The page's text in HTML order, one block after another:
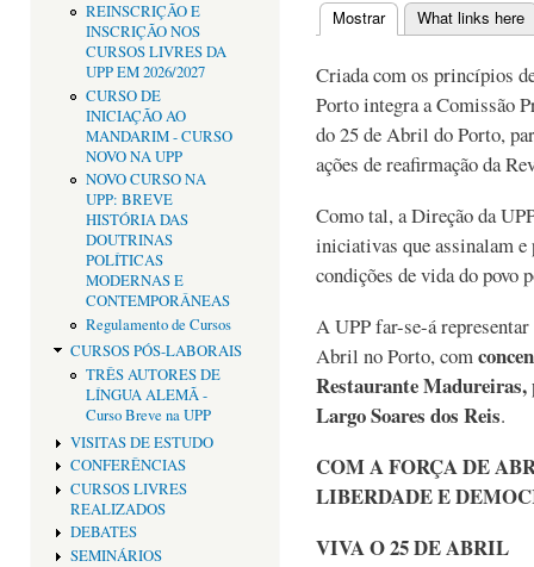
REINSCRIÇÃO E
INSCRIÇÃO NOS
CURSOS LIVRES DA
UPP EM 2026/2027
CURSO DE
INICIAÇÃO AO
MANDARIM - CURSO
NOVO NA UPP
NOVO CURSO NA
UPP: BREVE
HISTÓRIA DAS
DOUTRINAS
POLÍTICAS
MODERNAS E
CONTEMPORÂNEAS
Regulamento de Cursos
CURSOS PÓS-LABORAIS
TRÊS AUTORES DE
LÍNGUA ALEMÃ -
Curso Breve na UPP
VISITAS DE ESTUDO
CONFERÊNCIAS
CURSOS LIVRES
REALIZADOS
DEBATES
SEMINÁRIOS
Separadores
Mostrar(separador ativo)
What links here
Criada com os princípios
Porto integra a Comissão
do 25 de Abril do Porto,
ações de reafirmação da
Como tal, a Direção da
iniciativas que assinalam e
condições de vida do povo
A UPP far-se-á
Abril no Porto, com
Restaurante
Largo Soares dos Reis.
COM A FORÇA DE
LIBERDADE E
VIVA O 25 DE ABRIL